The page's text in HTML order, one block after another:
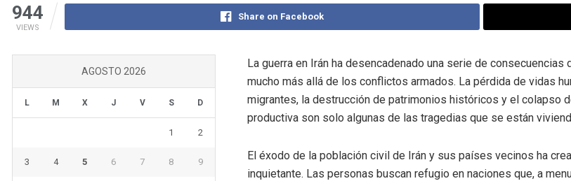
944
VIEWS
Share on Facebook
La guerra en Irán ha desencadenado una serie de consecuencias
mucho más allá de los conflictos armados. La pérdida de vidas
migrantes, la destrucción de patrimonios históricos y el colapso
productiva son solo algunas de las tragedias que se están
El éxodo de la población civil de Irán y sus países vecinos ha
inquietante. Las personas buscan refugio en naciones que, a
AGOSTO 2026
L M X J V S D
1 2
3 4 5 6 7 8 9